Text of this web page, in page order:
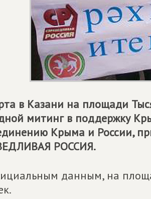
в Казани на площади
митинг в поддержку
Крыма и России,
РОССИЯ.
данным, на